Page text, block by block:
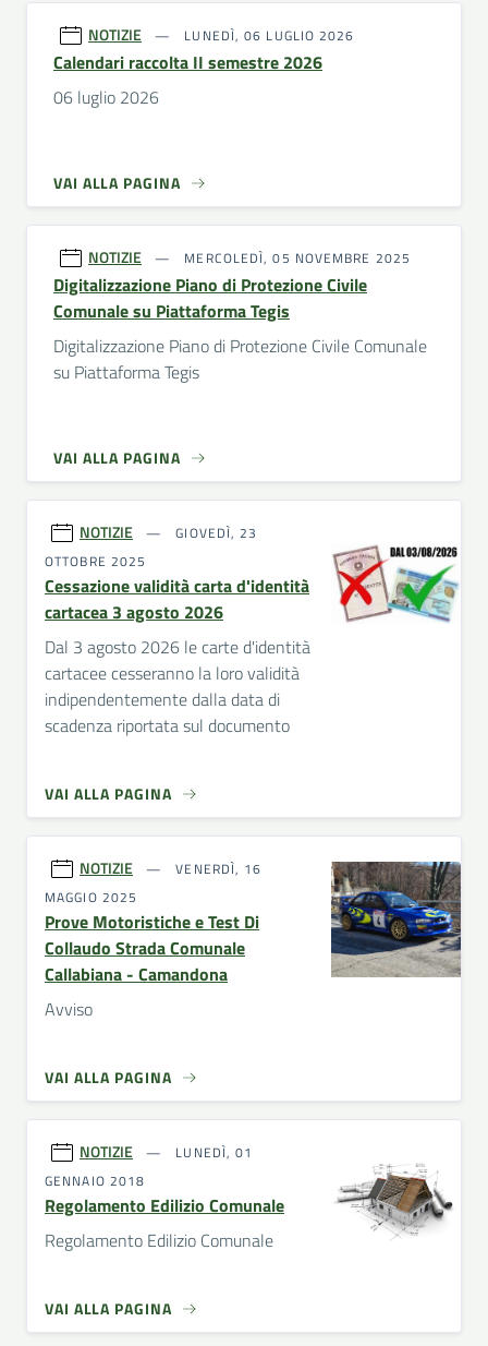
NOTIZIE LUNEDÌ, 06 LUGLIO 2026
Calendari raccolta II semestre 2026
06 luglio 2026
VAI ALLA PAGINA
NOTIZIE MERCOLEDÌ, 05 NOVEMBRE 2025
Digitalizzazione Piano di Protezione Civile
Comunale su Piattaforma Tegis
Digitalizzazione Piano di Protezione Civile Comunale
su Piattaforma Tegis
VAI ALLA PAGINA
NOTIZIE
GIOVEDÌ, 23
OTTOBRE 2025
Cessazione validità carta d'identità
cartacea 3 agosto 2026
Dal 3 agosto 2026 le carte d'identità
cartacee cesseranno la loro validità
indipendentemente dalla data di
scadenza riportata sul documento
VAI ALLA PAGINA
NOTIZIE
VENERDÌ, 16
MAGGIO 2025
Prove Motoristiche e Test Di
Collaudo Strada Comunale
Callabiana - Camandona
Avviso
VAI ALLA PAGINA
NOTIZIE
LUNEDÌ, 01
GENNAIO 2018
Regolamento Edilizio Comunale
Regolamento Edilizio Comunale
VAI ALLA PAGINA